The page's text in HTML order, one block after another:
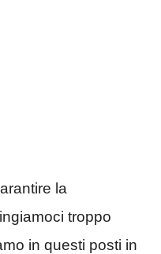
la
troppo
in questi posti in